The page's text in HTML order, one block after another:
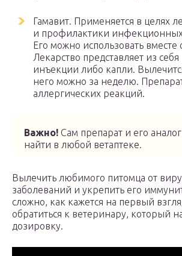
Гамавит. Применяется в целях
и профилактики
Его можно использовать вместе
Лекарство представляет из себя
инъекции либо капли.
него можно за неделю.
аллергических реакций.
Важно! Сам препарат и его
найти в любой ветаптеке.
Вылечить любимого питомца от
заболеваний и укрепить его
сложно, как кажется на первый
обратиться к ветеринару, который
дозировку.